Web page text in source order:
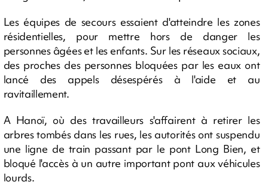
Les équipes de secours essaient d'atteindre les zones
résidentielles, pour mettre hors de danger les
personnes âgées et les enfants. Sur les réseaux sociaux,
des proches des personnes bloquées par les eaux ont
lancé des appels désespérés à l'aide et au
ravitaillement.
A Hanoï, où des travailleurs s'affairent à retirer les
arbres tombés dans les rues, les autorités ont suspendu
une ligne de train passant par le pont Long Bien, et
bloqué l'accès à un autre important pont aux véhicules
lourds.